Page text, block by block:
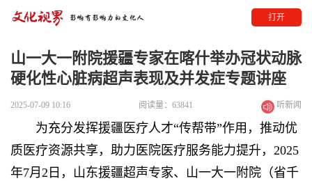
打开
山一大一附院援疆专家在喀什举办冠状动脉
硬化性心脏病超声表现及并发症专题讲座
2025-07-09 10:16 阅读量：63841 听新闻
为充分发挥援疆医疗人才“传帮带”作用，推动优
质医疗资源共享，助力医院医疗服务能力提升，2025
年7月2日，山东援疆超声专家、山一大一附院（省千